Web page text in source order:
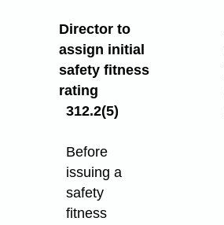
Director to
assign initial
safety fitness
rating
312.2(5)
Before
issuing a
safety
fitness